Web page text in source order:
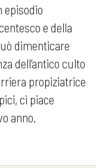
episodio
e della
dimenticare
dell’antico culto
propiziatrice
ci piace
anno.